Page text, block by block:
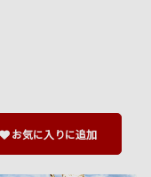
お気に入りに追加